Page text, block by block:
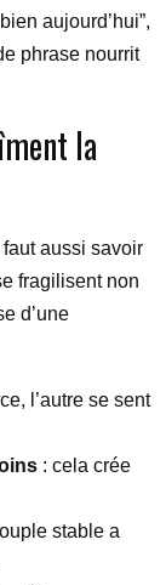
aujourd’hui”,
phrase nourrit
la
aussi savoir
fragilisent non
d’une
l’autre se sent
: cela crée
stable a